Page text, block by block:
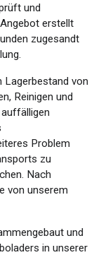
und
erstellt
zugesandt
Lagerbestand von
Reinigen und
Problem
zu
Nach
von unserem
und
in unserer